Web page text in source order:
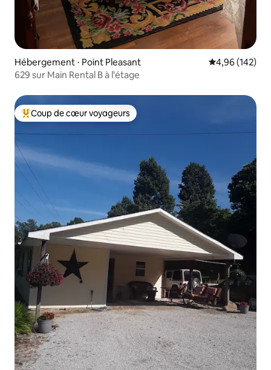
Hébergement ⋅ Point Pleasant Évaluation
4,96 (142)
629 sur Main Rental B à l'étage
Coups de cœur voyageurs les plus appréciés
Coup de cœur voyageurs